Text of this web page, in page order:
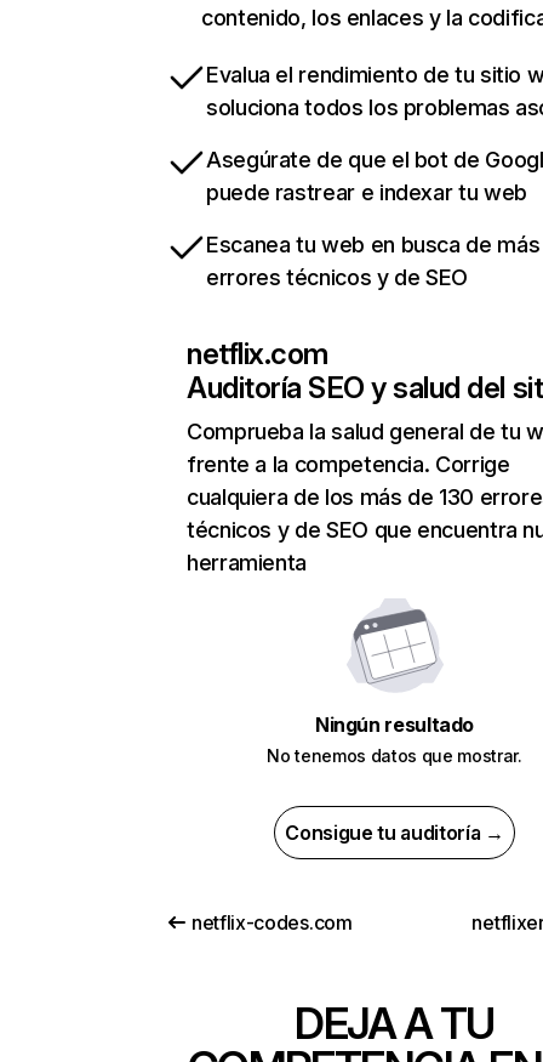
contenido, los enlaces y la
Evalua el rendimiento de tu sitio
soluciona todos los problemas
Asegúrate de que el bot de
puede rastrear e indexar tu web
Escanea tu web en busca de
errores técnicos y de SEO
netflix.com
Auditoría SEO y salud del
Comprueba la salud general de tu
frente a la competencia. Corrige
cualquiera de los más de 130
técnicos y de SEO que encuentra
herramienta
Ningún resultado
No tenemos datos que mostrar.
Consigue tu auditoría →
netflix-codes.com
DEJA A TU